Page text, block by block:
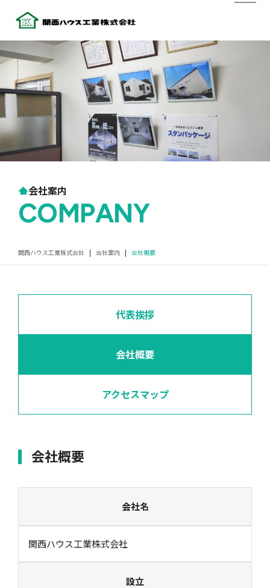
会社案内
COMPANY
関西ハウス工業株式会社 | 会社案内 | 会社概要
代表挨拶
会社概要
アクセスマップ
会社概要
会社名
関西ハウス工業株式会社
設立